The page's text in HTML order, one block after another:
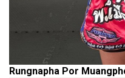
Rungnapha Por